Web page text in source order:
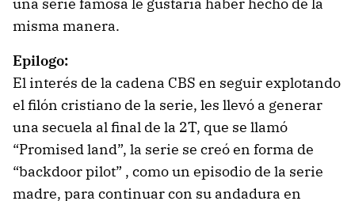
misma manera.
Epilogo:
El interés de la cadena CBS en seguir explotando
el filón cristiano de la serie, les llevó a generar
una secuela al final de la 2T, que se llamó
“Promised land”, la serie se creó en forma de
“backdoor pilot” , como un episodio de la serie
madre, para continuar con su andadura en